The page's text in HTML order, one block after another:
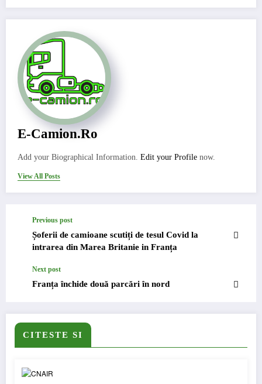
E-Camion.ro
Add your Biographical Information. Edit your Profile now.
View All Posts
Previous post
Șoferii de camioane scutiți de tesul Covid la
intrarea din Marea Britanie in Franța
Next post
Franța închide două parcări în nord
CITESTE SI